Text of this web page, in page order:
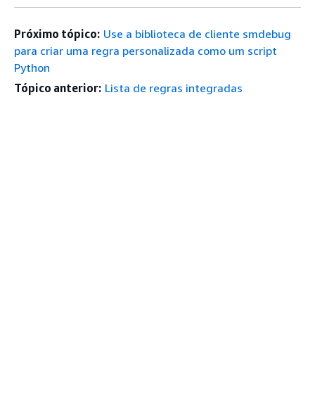
Próximo tópico: Use a biblioteca de cliente smdebug
para criar uma regra personalizada como um script
Python
Tópico anterior: Lista de regras integradas